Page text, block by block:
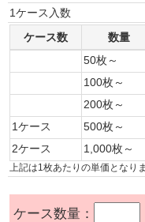
1ケース入数
ケース数
数量
50枚～
100枚～
200枚～
1ケース
500枚～
2ケース
1,000枚～
上記は1枚あたりの単価となりま
ケース数量：